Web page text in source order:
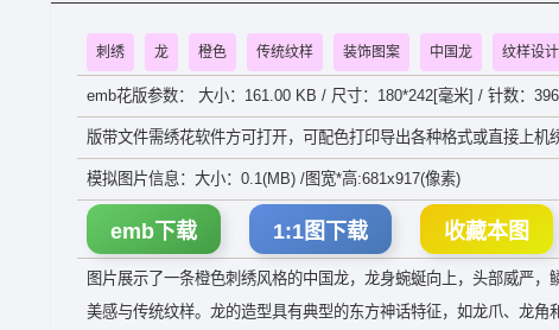
刺绣 龙 橙色 传统纹样 装饰图案 中国龙 纹样设计
emb花版参数： 大小：161.00 KB / 尺寸：180*242[毫米] / 针数：
版带文件需绣花软件方可打开，可配色打印导出各种格式或直接上机
模拟图片信息：大小：0.1(MB) /图宽*高:681x917(像素)
emb下载 1:1图下载 收藏本图
图片展示了一条橙色刺绣风格的中国龙，龙身蜿蜒向上，头部威严
美感与传统纹样。龙的造型具有典型的东方神话特征，如龙爪、龙角